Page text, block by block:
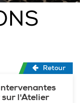
Retour
sur l'Atelier